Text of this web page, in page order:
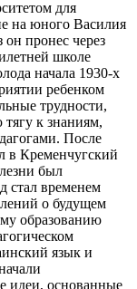
для
на юного Василия
он пронес через
школе
начала 1930-х
ребенком
трудности,
к знаниям,
После
в Кременчугский
был
стал временем
о будущем
образованию
язык и
идеи, основанные